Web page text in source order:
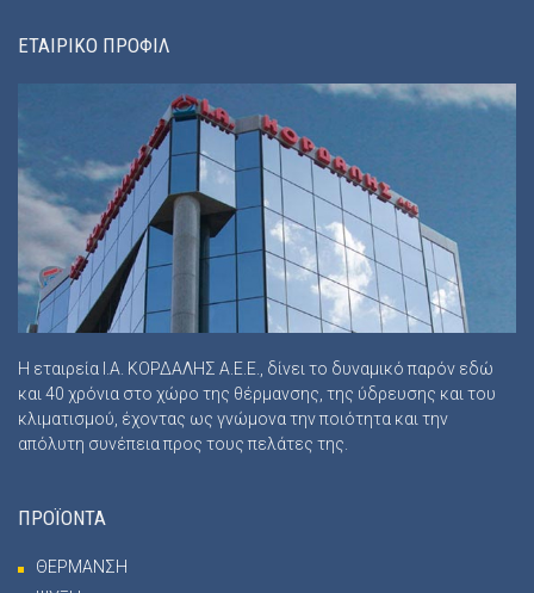
ΕΤΑΙΡΙΚΟ ΠΡΟΦΙΛ
Η εταιρεία Ι.Α. ΚΟΡΔΑΛΗΣ Α.Ε.Ε., δίνει το δυναμικό παρόν εδώ
και 40 χρόνια στο χώρο της θέρμανσης, της ύδρευσης και του
κλιματισμού, έχοντας ως γνώμονα την ποιότητα και την
απόλυτη συνέπεια προς τους πελάτες της.
ΠΡΟΪΟΝΤΑ
ΘΕΡΜΑΝΣΗ